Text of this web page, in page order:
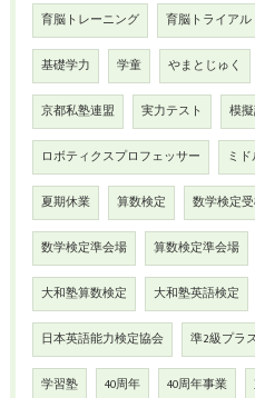
育脳トレーニング 育脳トライアル
基礎学力 学童 やまとじゅく
京都私塾連盟 実力テスト 模
ロボティクスプロフェッサー ミ
夏期休業 算数検定 数学検定
数学検定準会場 算数検定準会場
大和塾算数検定 大和塾英語検定
日本英語能力検定協会 準2級プラ
学習塾 40周年 40周年事業